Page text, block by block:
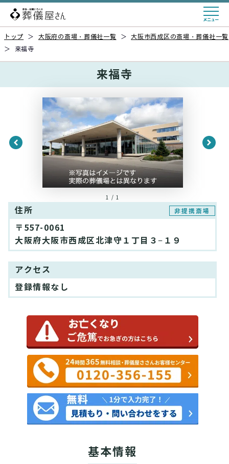
トップ ＞ 大阪府の斎場・葬儀社一覧 ＞
大阪市西成区の斎場・葬儀社一覧
＞
来福寺
来福寺
1 / 1
住所 非提携斎場
〒557-0061
大阪府大阪市西成区北津守１丁目３−１９
アクセス
登録情報なし
基本情報